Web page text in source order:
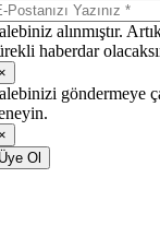
alınmıştır.
haberdar
göndermeye
Ol